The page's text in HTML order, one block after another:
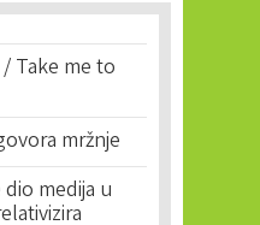
Take me to
mržnje
medija u